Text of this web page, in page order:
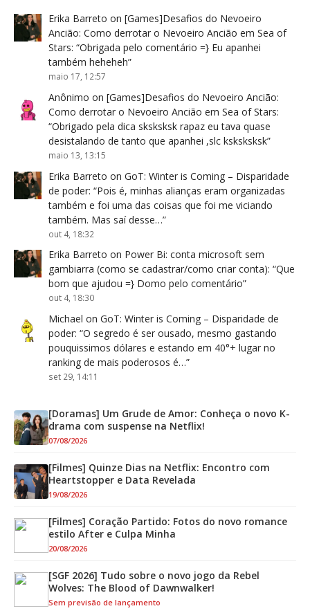
Erika Barreto on [Games]Desafios do Nevoeiro
Ancião: Como derrotar o Nevoeiro Ancião em Sea of
Stars: “Obrigada pelo comentário =} Eu apanhei
também heheheh”
maio 17, 12:57
Anônimo on [Games]Desafios do Nevoeiro Ancião:
Como derrotar o Nevoeiro Ancião em Sea of Stars:
“Obrigado pela dica sksksksk rapaz eu tava quase
desistalando de tanto que apanhei ,slc ksksksksk”
maio 13, 13:15
Erika Barreto on GoT: Winter is Coming – Disparidade
de poder: “Pois é, minhas alianças eram organizadas
também e foi uma das coisas que foi me viciando
também. Mas saí desse…”
out 4, 18:32
Erika Barreto on Power Bi: conta microsoft sem
gambiarra (como se cadastrar/como criar conta): “Que
bom que ajudou =} Domo pelo comentário”
out 4, 18:30
Michael on GoT: Winter is Coming – Disparidade de
poder: “O segredo é ser ousado, mesmo gastando
pouquissimos dólares e estando em 40°+ lugar no
ranking de mais poderosos é…”
set 29, 14:11
[Doramas] Um Grude de Amor: Conheça o novo K-
drama com suspense na Netflix!
07/08/2026
[Filmes] Quinze Dias na Netflix: Encontro com
Heartstopper e Data Revelada
19/08/2026
[Filmes] Coração Partido: Fotos do novo romance
estilo After e Culpa Minha
20/08/2026
[SGF 2026] Tudo sobre o novo jogo da Rebel
Wolves: The Blood of Dawnwalker!
Sem previsão de lançamento